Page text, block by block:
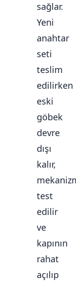
sağlar.
Yeni
anahtar
seti
teslim
edilirken
eski
göbek
devre
dışı
kalır,
test
edilir
ve
kapının
rahat
açılıp